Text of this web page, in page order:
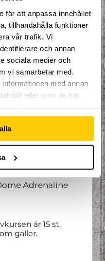
för att anpassa innehållet
tillhandahålla funktioner
vår trafik. Vi
och annan
sociala medier och
vi samarbetar med.
med annan
eller som de har
med
testar vi nya
utrustning i
mellan 10:00
avsatt för
grunderna
och får
för
Adrenaline
är 15 st.
gäller.